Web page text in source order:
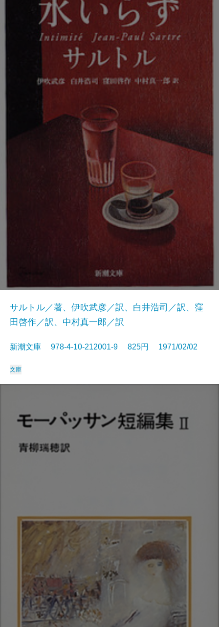
サルトル／著、伊吹武彦／訳、白井浩司／訳、窪
田啓作／訳、中村真一郎／訳
新潮文庫 978-4-10-212001-9 825円 1971/02/02
文庫